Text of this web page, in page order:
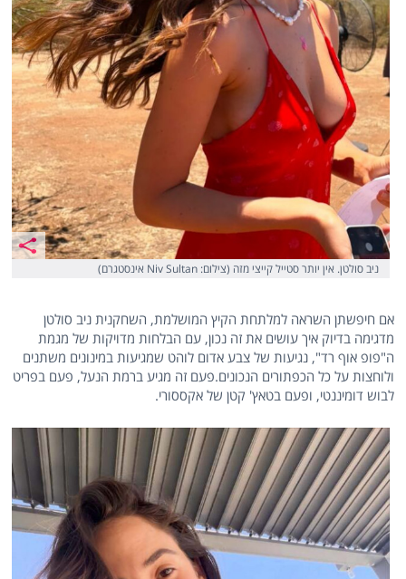
ניב סולטן. אין יותר סטייל קייצי מזה (צילום: Niv Sultan אינסטגרם)
אם חיפשתן השראה למלתחת הקיץ המושלמת, השחקנית ניב סולטן
מדגימה בדיוק איך עושים את זה נכון, עם הבלחות מדויקות של מגמת
ה"פופ אוף רד", נגיעות של צבע אדום לוהט שמגיעות במינונים משתנים
ולוחצות על כל הכפתורים הנכונים.פעם זה מגיע ברמת הנעל, פעם בפריט
לבוש דומיננטי, ופעם בטאץ' קטן של אקססורי.